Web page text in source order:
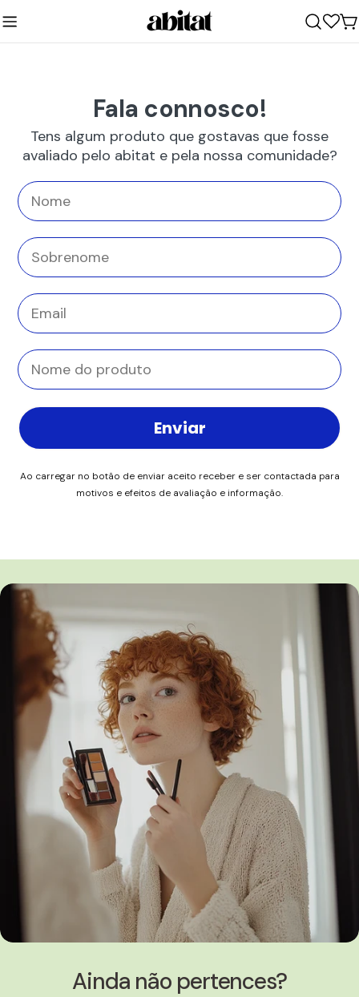
para
Fala connosco!
Tens algum produto que gostavas que fosse
avaliado pelo abitat e pela nossa comunidade?
Nome
Sobrenome
Email
A tua mensagem
Enviar
Ao carregar no botão de enviar aceito receber e ser contactada para
motivos e efeitos de avaliação e informação.
Ainda não pertences?